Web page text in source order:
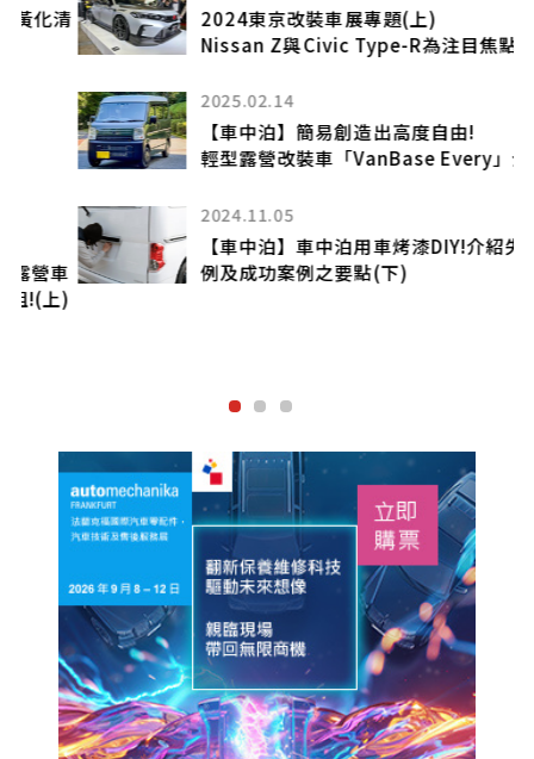
2024東京改裝車展專題(上)
Nissan Z與Civic Type-R為注目焦點
2025.02.14
【車中泊】簡易創造出高度自由!
輕型露營改裝車「VanBase Every」介紹
2024.11.05
【車中泊】車中泊用車烤漆DIY!介紹失敗案
例及成功案例之要點(下)